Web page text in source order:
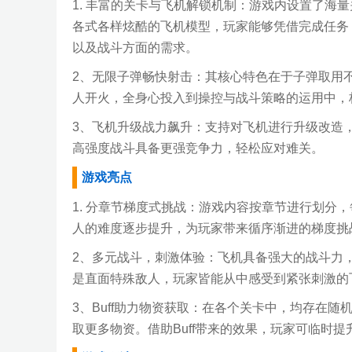
1. 丰富的关卡与飞机解锁机制：游戏内设置了海
各式各样炫酷的飞机模型，玩家能够凭借完成任
以及战斗方面的需求。
2、无限子弹畅快射击：其核心特色在于子弹取
人开火，全身心投入到操控与战斗策略的运用中
3、飞机升级战力飙升：支持对飞机进行升级改造
高强度战斗具备更强竞争力，轻松应对难关。
游戏亮点
1. 分章节梯度式挑战：游戏内容按章节进行划分
人的难度逐步提升，为玩家带来循序渐进的梯度
2、多元战斗，刺激体验：飞机具备强大的战斗
是直面特殊敌人，玩家皆能从中感受到紧张刺激
3、Buff助力物资获取：在各个关卡中，均存在随
取更多物资。借助Buff带来的效果，玩家可临时